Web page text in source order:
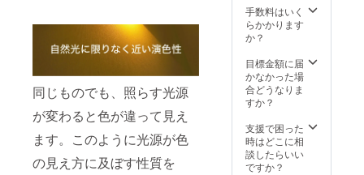
同じものでも、照らす光源
が変わると色が違って見え
ます。このように光源が色
の見え方に及ぼす性質を
手数料はいく
らかかります
か？
目標金額に届
かなかった場
合どうなりま
すか？
支援で困った
時はどこに相
談したらいい
ですか？